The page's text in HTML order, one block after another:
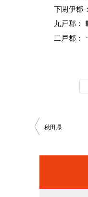
下閉伊郡
九戸郡：
二戸郡：
投
ビ
秋田県